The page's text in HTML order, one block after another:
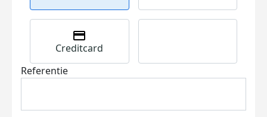
Creditcard
Referentie